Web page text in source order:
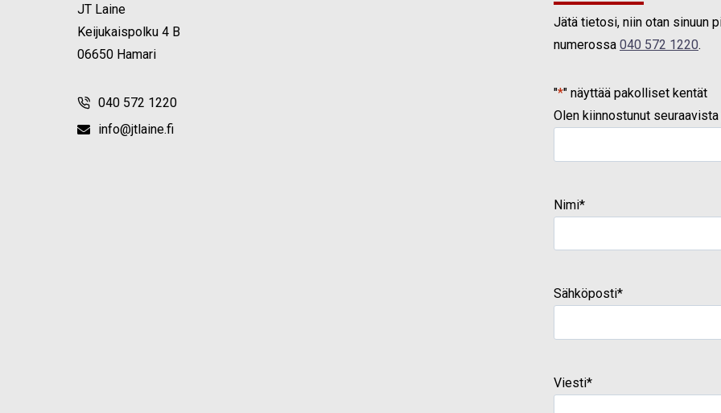
JT Laine
Keijukaispolku 4 B
06650 Hamari
040 572 1220
info@jtlaine.fi
Jätä tietosi, niin otan sinuun
numerossa 040 572 1220.
"*" näyttää pakolliset kentät
Olen kiinnostunut
Nimi*
Sähköposti*
Viesti*